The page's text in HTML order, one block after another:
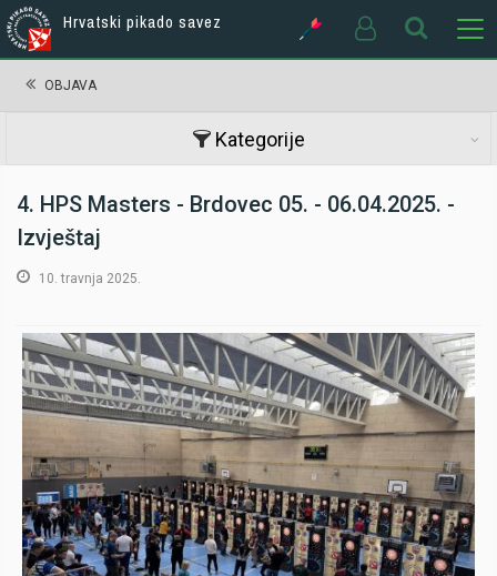
Hrvatski pikado savez
OBJAVA
Kategorije
4. HPS Masters - Brdovec 05. - 06.04.2025. -
Izvještaj
10. travnja 2025.